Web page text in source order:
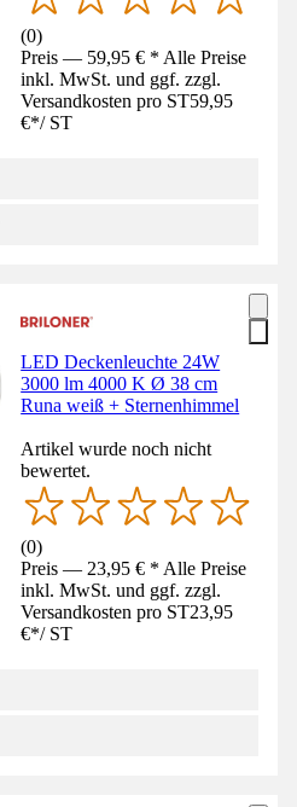
(0)
Preis — 59,95 € * Alle Preise
inkl. MwSt. und ggf. zzgl.
Versandkosten pro ST59,95
€*/ ST
LED Deckenleuchte 24W
3000 lm 4000 K Ø 38 cm
Runa weiß + Sternenhimmel
Artikel wurde noch nicht
bewertet.
(0)
Preis — 23,95 € * Alle Preise
inkl. MwSt. und ggf. zzgl.
Versandkosten pro ST23,95
€*/ ST